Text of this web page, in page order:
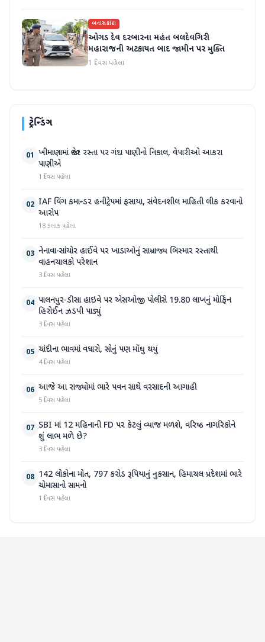
બનાસકાંઠા
ઓગડ દેવ દરબારના મહંત બલદેવગિરી
મહારાજની અટકાયત બાદ જામીન પર મુક્તિ
1 દિવસ પહેલા
ટ્રેન્ડિંગ
01 ખીમાણામાં જાહેર રસ્તા પર ગંદા પાણીનો નિકાલ, વેપારીઓ આકરા
પાણીએ
1 દિવસ પહેલા
02 IAF વિંગ કમાન્ડર હનીટ્રેપમાં ફસાયા, સંવેદનશીલ માહિતી લીક કરવાનો
આરોપ
18 કલાક પહેલા
03 નેનાવા-સાંચોર હાઈવે પર ખાડાઓનું સામ્રાજ્ય બિસ્માર રસ્તાથી
વાહનચાલકો પરેશાન
3 દિવસ પહેલા
04 પાલનપુર-ડીસા હાઇવે પર એસઓજી પોલીસે 19.80 લાખનું મોર્ફિન
હિરોઈન ઝડપી પાડ્યું
3 દિવસ પહેલા
05 ચાંદીના ભાવમાં વધારો, સોનું પણ મોંઘુ થયું
4 દિવસ પહેલા
06 આજે આ રાજ્યોમાં ભારે પવન સાથે વરસાદની આગાહી
5 દિવસ પહેલા
07 SBI માં 12 મહિનાની FD પર કેટલું વ્યાજ મળશે, વરિષ્ઠ નાગરિકોને
શું લાભ મળે છે?
3 દિવસ પહેલા
08 142 લોકોના મોત, 797 કરોડ રૂપિયાનું નુકસાન, હિમાચલ પ્રદેશમાં ભારે
ચોમાસાનો સામનો
1 દિવસ પહેલા